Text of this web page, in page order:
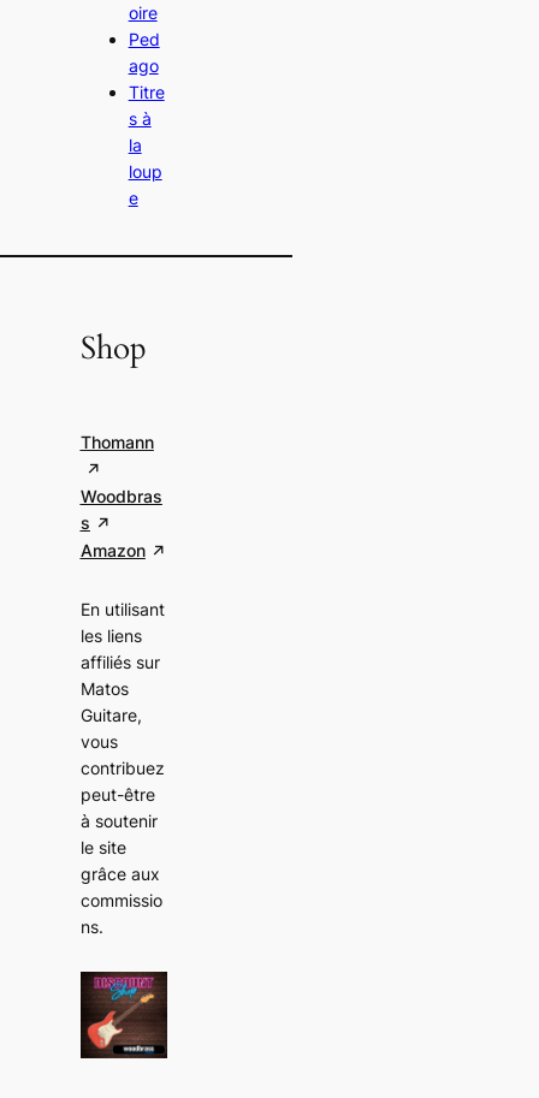
oire
Ped
ago
Titre
s à
la
loup
e
Shop
Thomann
Woodbras
s
Amazon
En utilisant
les liens
affiliés sur
Matos
Guitare,
vous
contribuez
peut-être
à soutenir
le site
grâce aux
commissio
ns.